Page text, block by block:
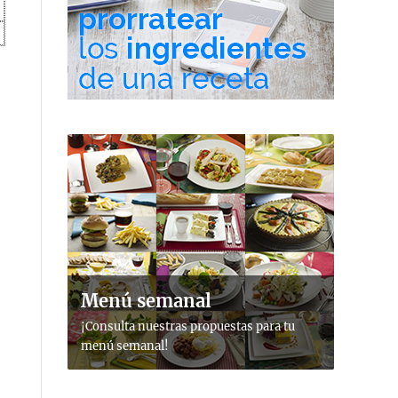
Menú semanal
¡Consulta nuestras propuestas para tu
menú semanal!